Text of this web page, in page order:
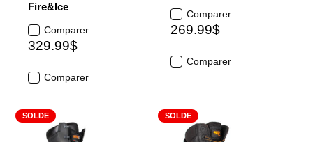
Fire&Ice
Comparer
329.99$
Comparer
Comparer
269.99$
Comparer
SOLDE SOLDE